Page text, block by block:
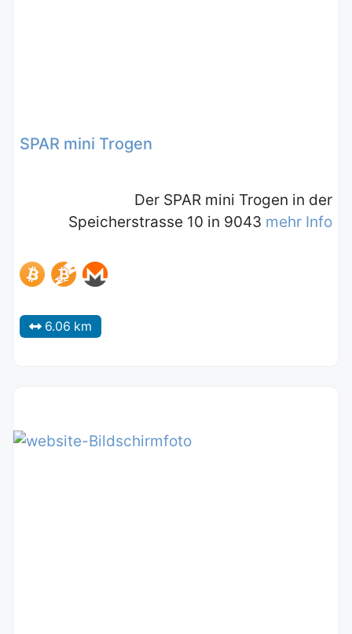
SPAR mini Trogen
Der SPAR mini Trogen in der
Speicherstrasse 10 in 9043 mehr Info
6.06 km